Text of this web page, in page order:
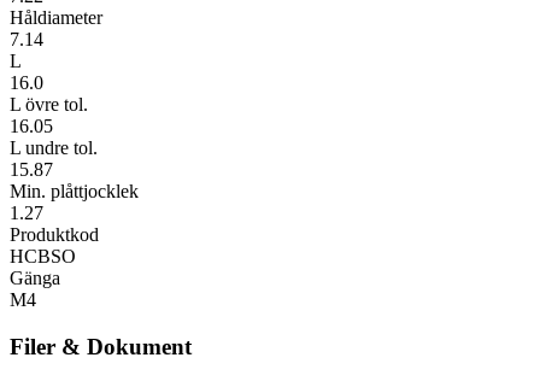
Håldiameter
7.14
L
16.0
L övre tol.
16.05
L undre tol.
15.87
Min. plåttjocklek
1.27
Produktkod
HCBSO
Gänga
M4
Filer & Dokument